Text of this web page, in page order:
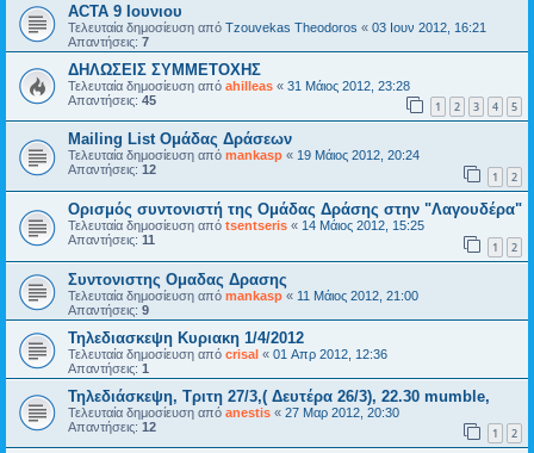
ACTA 9 Ιουνιου
Τελευταία δημοσίευση από Tzouvekas Theodoros « 03 Ιουν 2012, 16:21
Απαντήσεις: 7
ΔΗΛΩΣΕΙΣ ΣΥΜΜΕΤΟΧΗΣ
Τελευταία δημοσίευση από ahilleas « 31 Μάιος 2012, 23:28
Απαντήσεις: 45 1 2 3 4 5
Mailing List Ομάδας Δράσεων
Τελευταία δημοσίευση από mankasp « 19 Μάιος 2012, 20:24
Απαντήσεις: 12 1 2
Ορισμός συντονιστή της Ομάδας Δράσης στην "Λαγουδέρα"
Τελευταία δημοσίευση από tsentseris « 14 Μάιος 2012, 15:25
Απαντήσεις: 11 1 2
Συντονιστης Ομαδας Δρασης
Τελευταία δημοσίευση από mankasp « 11 Μάιος 2012, 21:00
Απαντήσεις: 9
Τηλεδιασκεψη Κυριακη 1/4/2012
Τελευταία δημοσίευση από crisal « 01 Απρ 2012, 12:36
Απαντήσεις: 1
Τηλεδιάσκεψη, Τριτη 27/3,( Δευτέρα 26/3), 22.30 mumble,
Τελευταία δημοσίευση από anestis « 27 Μαρ 2012, 20:30
Απαντήσεις: 12 1 2